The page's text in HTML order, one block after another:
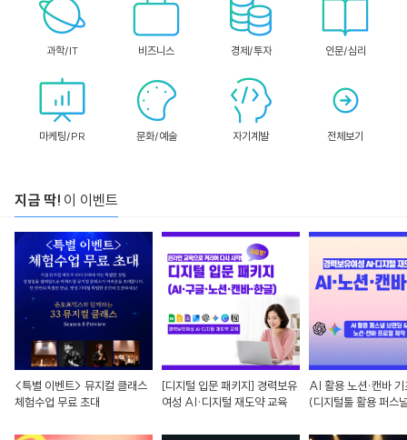
과학/IT 비즈니스 경제/투자 인문/심리
마케팅/PR 문화/예술 자기계발 전체보기
지금 딱!이 이벤트
<특별 이벤트> 뮤지컬 클래스
체험수업 무료 초대
[디지털 입문 패키지] 경력보유
여성 AI·디지털 재도약 교육
AI 활용 노션·캔바 기
(디지털툴 활용 퍼스